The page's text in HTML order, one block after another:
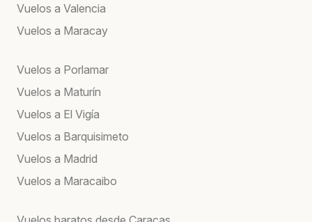
Vuelos a Valencia
Vuelos a Maracay
Vuelos a Porlamar
Vuelos a Maturín
Vuelos a El Vigía
Vuelos a Barquisimeto
Vuelos a Madrid
Vuelos a Maracaibo